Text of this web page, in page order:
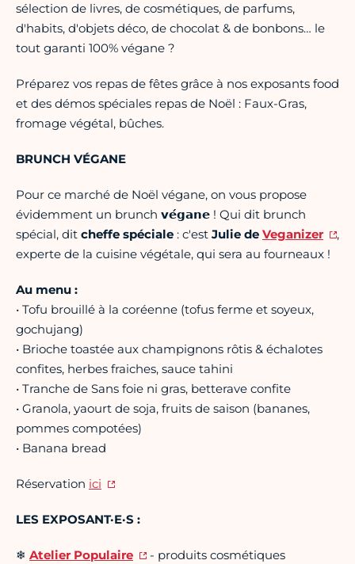
sélection de livres, de cosmétiques, de parfums,
d'habits, d'objets déco, de chocolat & de bonbons… le
tout garanti 100% végane ?
Préparez vos repas de fêtes grâce à nos exposants food
et des démos spéciales repas de Noël : Faux-Gras,
fromage végétal, bûches.
BRUNCH VÉGANE
Pour ce marché de Noël végane, on vous propose
évidemment un brunch 𝘃𝗲́𝗴𝗮𝗻𝗲 ! Qui dit brunch
spécial, dit cheffe spéciale : c'est Julie de Veganizer
,
experte de la cuisine végétale, qui sera au fourneaux !
Au menu :
• Tofu brouillé à la coréenne (tofus ferme et soyeux,
gochujang)
• Brioche toastée aux champignons rôtis & échalotes
confites, herbes fraiches, sauce tahini
• Tranche de Sans foie ni gras, betterave confite
• Granola, yaourt de soja, fruits de saison (bananes,
pommes compotées)
• Banana bread
Réservation ici
LES EXPOSANT·E·S :
❄ Atelier Populaire
- produits cosmétiques